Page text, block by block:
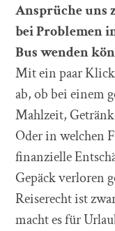
Ansprüche uns
bei Problemen
Bus wenden
Mit ein paar
ab, ob bei einem
Mahlzeit,
Oder in welchen
finanzielle
Gepäck verloren
Reiserecht ist
macht es für